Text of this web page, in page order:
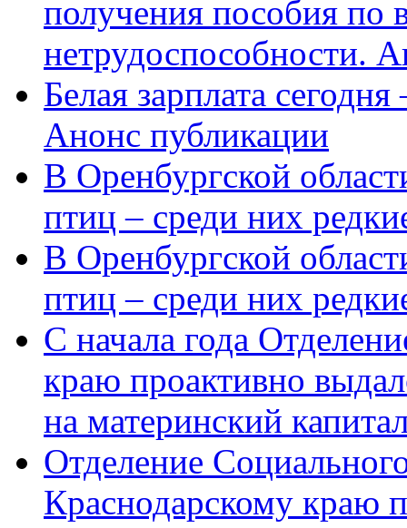
получения пособия по
нетрудоспособности.
Белая зарплата
Анонс публикации
В Оренбургской
птиц – среди них
В Оренбургской
птиц – среди них
С начала года
краю проактивно
на материнский
Отделение
Краснодарскому краю